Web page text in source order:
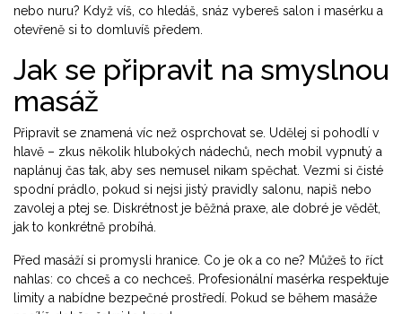
nebo nuru? Když víš, co hledáš, snáz vybereš salon i masérku a
otevřeně si to domluvíš předem.
Jak se připravit na smyslnou
masáž
Připravit se znamená víc než osprchovat se. Udělej si pohodlí v
hlavě – zkus několik hlubokých nádechů, nech mobil vypnutý a
naplánuj čas tak, aby ses nemusel nikam spěchat. Vezmi si čisté
spodní prádlo, pokud si nejsi jistý pravidly salonu, napiš nebo
zavolej a ptej se. Diskrétnost je běžná praxe, ale dobré je vědět,
jak to konkrétně probíhá.
Před masáží si promysli hranice. Co je ok a co ne? Můžeš to říct
nahlas: co chceš a co nechceš. Profesionální masérka respektuje
limity a nabídne bezpečné prostředí. Pokud se během masáže